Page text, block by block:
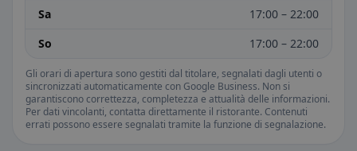
Sa
17:00 – 22:00
So
17:00 – 22:00
Gli orari di apertura sono gestiti dal titolare, segnalati dagli utenti o
sincronizzati automaticamente con Google Business. Non si
garantiscono correttezza, completezza e attualità delle informazioni.
Per dati vincolanti, contatta direttamente il ristorante. Contenuti
errati possono essere segnalati tramite la funzione di segnalazione.